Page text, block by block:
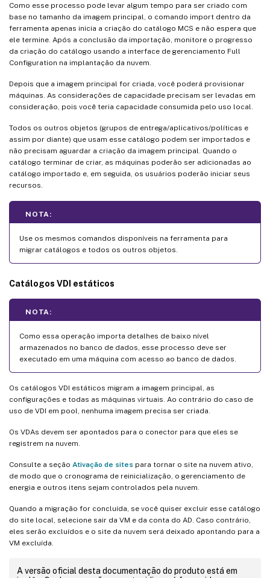
Como esse processo pode levar algum tempo para ser criado com
base no tamanho da imagem principal, o comando import dentro da
ferramenta apenas inicia a criação do catálogo MCS e não espera que
ele termine. Após a conclusão da importação, monitore o progresso
da criação do catálogo usando a interface de gerenciamento Full
Configuration na implantação da nuvem.
Depois que a imagem principal for criada, você poderá provisionar
máquinas. As considerações de capacidade precisam ser levadas em
consideração, pois você teria capacidade consumida pelo uso local.
Todos os outros objetos (grupos de entrega/aplicativos/políticas e
assim por diante) que usam esse catálogo podem ser importados e
não precisam aguardar a criação da imagem principal. Quando o
catálogo terminar de criar, as máquinas poderão ser adicionadas ao
catálogo importado e, em seguida, os usuários poderão iniciar seus
recursos.
NOTA:
Use os mesmos comandos disponíveis na ferramenta para
migrar catálogos e todos os outros objetos.
Catálogos VDI estáticos
NOTA:
Como essa operação importa detalhes de baixo nível
armazenados no banco de dados, esse processo deve ser
executado em uma máquina com acesso ao banco de dados.
Os catálogos VDI estáticos migram a imagem principal, as
configurações e todas as máquinas virtuais. Ao contrário do caso de
uso de VDI em pool, nenhuma imagem precisa ser criada.
Os VDAs devem ser apontados para o conector para que eles se
registrem na nuvem.
Consulte a seção Ativação de sites para tornar o site na nuvem ativo,
de modo que o cronograma de reinicialização, o gerenciamento de
energia e outros itens sejam controlados pela nuvem.
Quando a migração for concluída, se você quiser excluir esse catálogo
do site local, selecione sair da VM e da conta do AD. Caso contrário,
eles serão excluídos e o site da nuvem será deixado apontando para a
VM excluída.
A versão oficial desta documentação do produto está em